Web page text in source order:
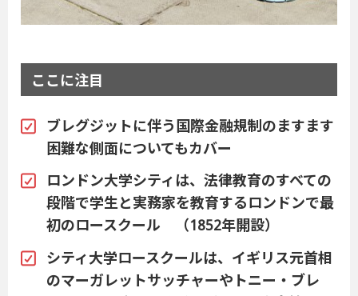
ここに注目
ブレグジットに伴う国際金融規制のますます
困難な側面についてもカバー
ロンドン大学シティは、法律教育のすべての
段階で学生と実務家を教育するロンドンで最
初のロースクール （1852年開設）
シティ大学ロースクールは、イギリス元首相
のマーガレットサッチャーやトニー・ブレ